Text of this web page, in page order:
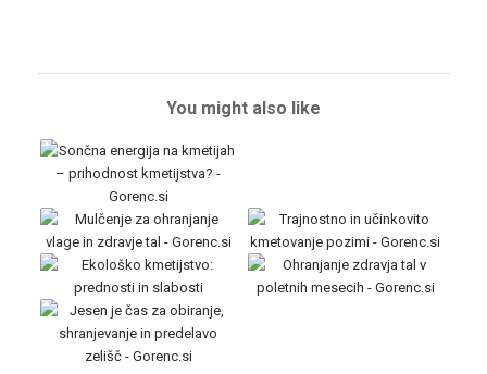
You might also like